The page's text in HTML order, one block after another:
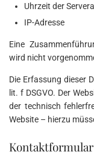
Uhrzeit der
IP-Adresse
Eine
wird nicht
Die Erfassung dieser
lit. f DSGVO. Der
der technisch
Website – hierzu
Kontaktformular